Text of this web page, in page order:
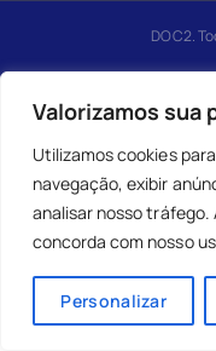
Valorizamos sua
Utilizamos cookies
navegação, exibir
analisar nosso tráfego.
concorda com nosso
Personalizar
DOC2.